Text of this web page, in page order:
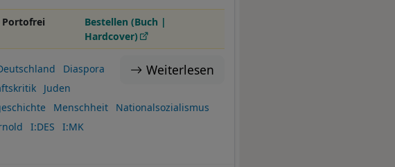
Portofrei
Bestellen (Buch |
Hardcover)
Weiterlesen
Diaspora
Juden
Menschheit
Nationalsozialismus
I:DES I:MK